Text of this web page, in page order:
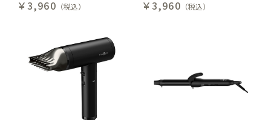
￥3,960 （税込） ￥3,960 （税込）